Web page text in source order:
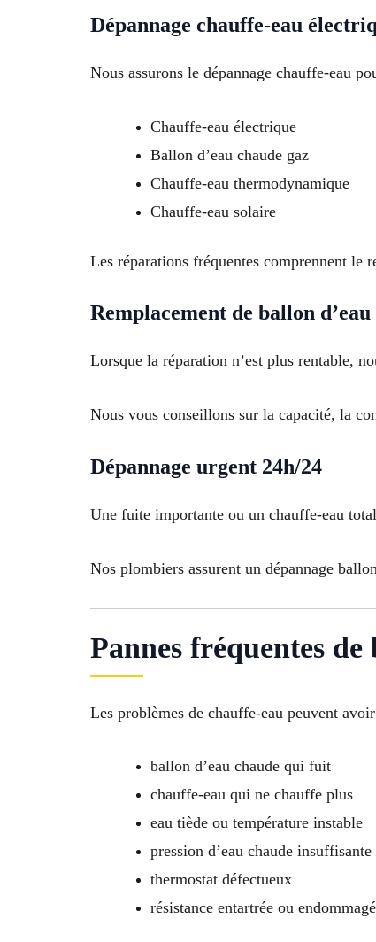
Dépannage chauffe-eau
Nous assurons le dépannage chauffe-eau
Chauffe-eau électrique
Ballon d’eau chaude gaz
Chauffe-eau thermodynamique
Chauffe-eau solaire
Les réparations fréquentes comprennent le
Remplacement de ballon d’eau
Lorsque la réparation n’est plus rentable,
Nous vous conseillons sur la capacité, la
Dépannage urgent 24h/24
Une fuite importante ou un chauffe-eau
Nos plombiers assurent un dépannage
Pannes fréquentes de
Les problèmes de chauffe-eau peuvent
ballon d’eau chaude qui fuit
chauffe-eau qui ne chauffe plus
eau tiède ou température instable
pression d’eau chaude insuffisante
thermostat défectueux
résistance entartrée ou